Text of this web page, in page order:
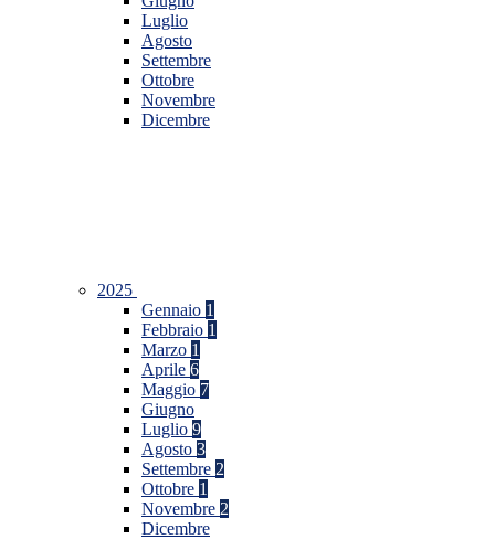
Luglio
Agosto
Settembre
Ottobre
Novembre
Dicembre
2025
Gennaio 1
Febbraio 1
Marzo 1
Aprile 6
Maggio 7
Giugno
Luglio 9
Agosto 3
Settembre 2
Ottobre 1
Novembre 2
Dicembre